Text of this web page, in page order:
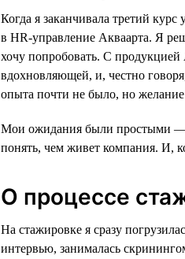
Когда я заканчивала третий
в HR-управление Акваарта. Я
хочу попробовать. С
вдохновляющей, и, честно
опыта почти не было, но желание
Мои ожидания были простыми —
понять, чем живет компания. И,
О процессе
На стажировке я сразу
интервью, занималась